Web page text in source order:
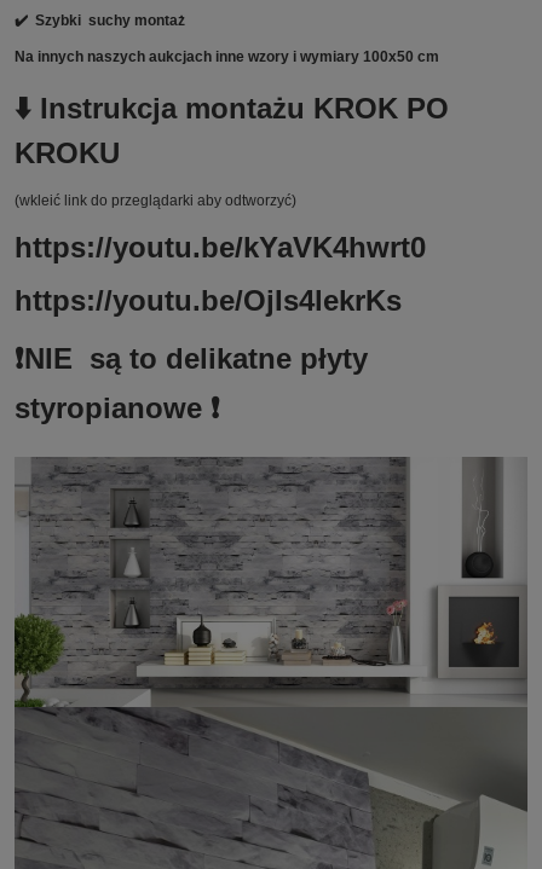
✔️ Szybki suchy montaż
Na innych naszych aukcjach inne wzory i wymiary 100x50 cm
⬇️ Instrukcja montażu KROK PO
KROKU
(wkleić link do przeglądarki aby odtworzyć)
https://youtu.be/kYaVK4hwrt0
https://youtu.be/OjIs4lekrKs
❗️NIE są to delikatne płyty
styropianowe ❗️